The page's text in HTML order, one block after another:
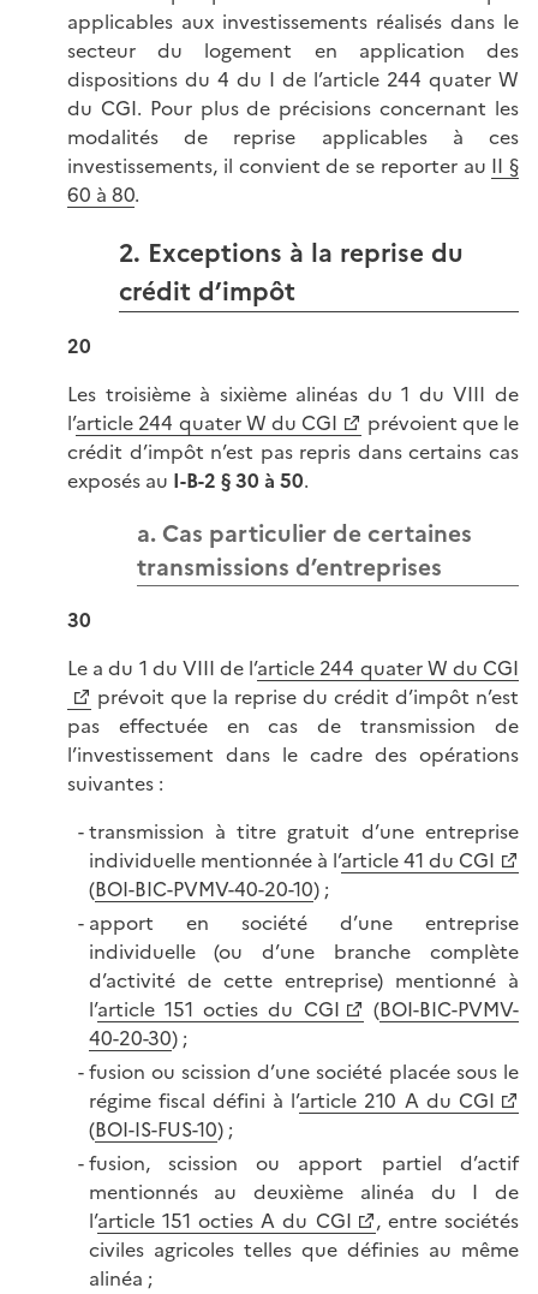
applicables aux investissements réalisés dans le
secteur du logement en application des
dispositions du 4 du I de l’article 244 quater W
du CGI. Pour plus de précisions concernant les
modalités de reprise applicables à ces
investissements, il convient de se reporter au II §
60 à 80.
2. Exceptions à la reprise du
crédit d’impôt
20
Les troisième à sixième alinéas du 1 du VIII de
l’article 244 quater W du CGI
prévoient que le
crédit d’impôt n’est pas repris dans certains cas
exposés au I-B-2 § 30 à 50.
a. Cas particulier de certaines
transmissions d’entreprises
30
Le a du 1 du VIII de l’article 244 quater W du CGI
prévoit que la reprise du crédit d’impôt n’est
pas effectuée en cas de transmission de
l’investissement dans le cadre des opérations
suivantes :
transmission à titre gratuit d’une entreprise
individuelle mentionnée à l’article 41 du CGI
(BOI-BIC-PVMV-40-20-10) ;
apport en société d’une entreprise
individuelle (ou d’une branche complète
d’activité de cette entreprise) mentionné à
l’article 151 octies du CGI (BOI-BIC-PVMV-
40-20-30) ;
fusion ou scission d’une société placée sous le
régime fiscal défini à l’article 210 A du CGI
(BOI-IS-FUS-10) ;
fusion, scission ou apport partiel d’actif
mentionnés au deuxième alinéa du I de
l’article 151 octies A du CGI
, entre sociétés
civiles agricoles telles que définies au même
alinéa ;